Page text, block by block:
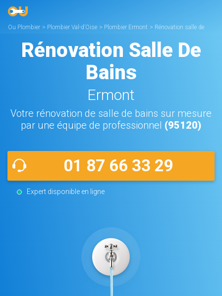
Ou Plombier > Plombier Val-d’Oise > Plombier Ermont > Rénovation salle de
Rénovation Salle De
Bains
Ermont
Votre rénovation de salle de bains sur mesure
par une équipe de professionnel (95120)
01 87 66 33 29
Expert disponible en ligne